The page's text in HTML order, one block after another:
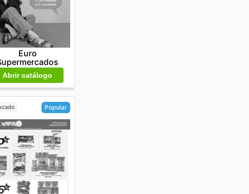
Euro
Abrir catálogo
Popular